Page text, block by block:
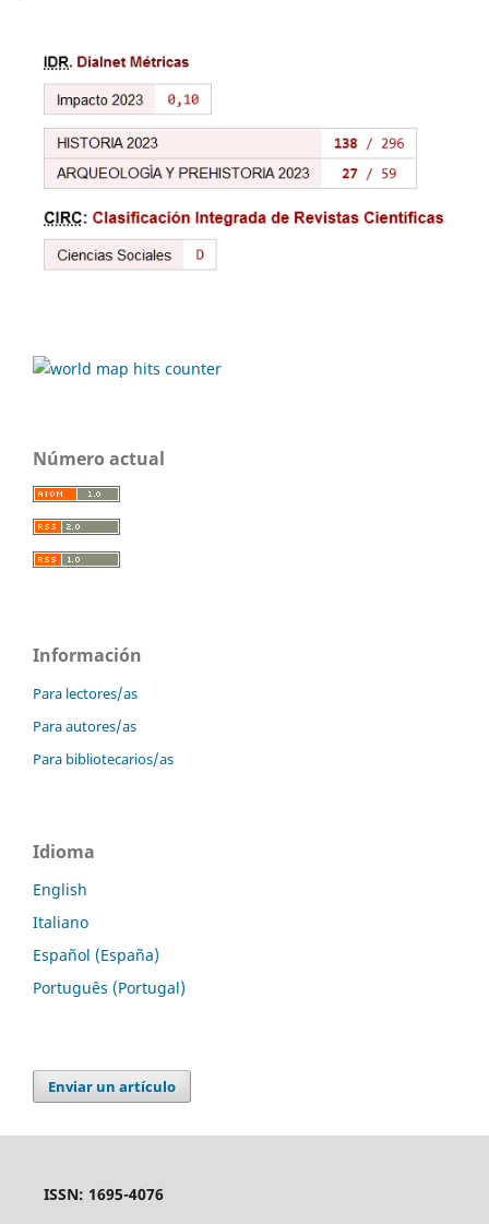
Número actual
Información
Para lectores/as
Para autores/as
Para bibliotecarios/as
Idioma
English
Italiano
Español (España)
Português (Portugal)
Enviar un artículo
ISSN: 1695-4076